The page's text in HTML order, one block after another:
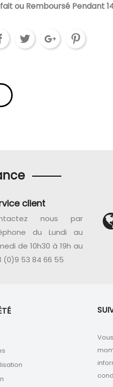
ou Remboursé Pendant
client
nous par
du Lundi au
de 10h30 à 19h au
(0)9 53 84 66 55